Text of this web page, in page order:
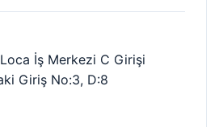
İş Merkezi C Girişi
Giriş No:3, D:8